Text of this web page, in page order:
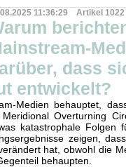
11:36:29 Artikel 1022
dass
entwickelt?
Medien behauptet,
Overturning
katastrophale Folgen
zeigen,
hat, obwohl die
behaupten.